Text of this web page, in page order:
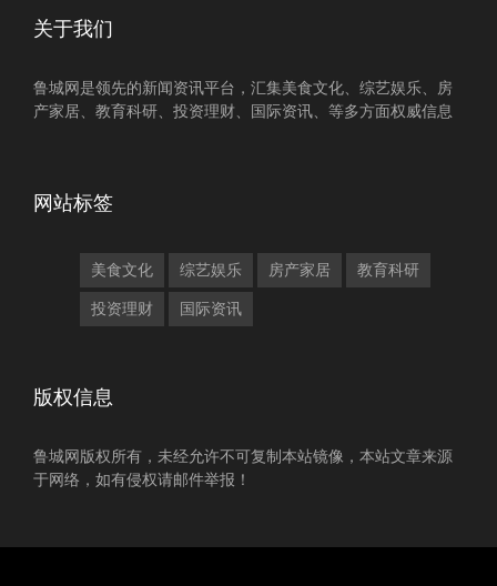
关于我们
鲁城网是领先的新闻资讯平台，汇集美食文化、综艺娱乐、房
产家居、教育科研、投资理财、国际资讯、等多方面权威信息
网站标签
美食文化 综艺娱乐 房产家居 教育科研
投资理财 国际资讯
版权信息
鲁城网版权所有，未经允许不可复制本站镜像，本站文章来源
于网络，如有侵权请邮件举报！